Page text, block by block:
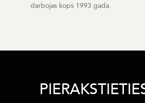
darbojas kopš 1993 gada.